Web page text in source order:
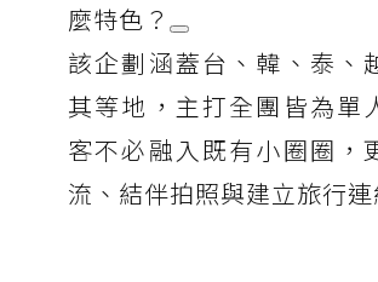
麼特色？
該企劃涵蓋台、韓、泰、
其等地，主打全團皆為單
客不必融入既有小圈圈，
流、結伴拍照與建立旅行連